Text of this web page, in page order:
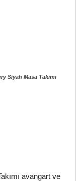
Siyah Masa Takımı
avangart ve